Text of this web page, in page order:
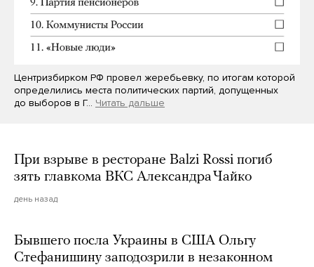
Центризбирком РФ провел жеребьевку, по итогам которой
определились места политических партий, допущенных
до выборов в Г… Читать дальше
При взрыве в ресторане Balzi Rossi погиб
зять главкома ВКС Александра Чайко
день назад
Бывшего посла Украины в США Ольгу
Стефанишину заподозрили в незаконном